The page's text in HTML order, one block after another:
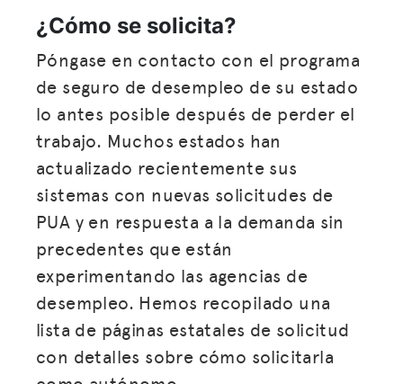
¿Cómo se solicita?
Póngase en contacto con el programa
de seguro de desempleo de su estado
lo antes posible después de perder el
trabajo. Muchos estados han
actualizado recientemente sus
sistemas con nuevas solicitudes de
PUA y en respuesta a la demanda sin
precedentes que están
experimentando las agencias de
desempleo. Hemos recopilado una
lista de páginas estatales de solicitud
con detalles sobre cómo solicitarla